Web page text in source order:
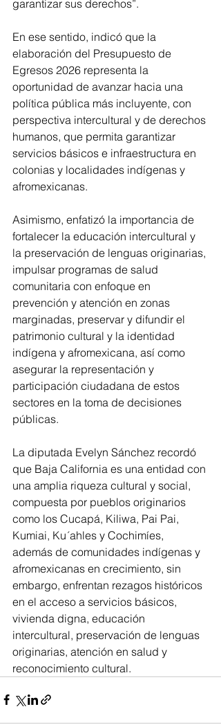
garantizar sus derechos”.
En ese sentido, indicó que la
elaboración del Presupuesto de
Egresos 2026 representa la
oportunidad de avanzar hacia una
política pública más incluyente, con
perspectiva intercultural y de derechos
humanos, que permita garantizar
servicios básicos e infraestructura en
colonias y localidades indígenas y
afromexicanas.
Asimismo, enfatizó la importancia de
fortalecer la educación intercultural y
la preservación de lenguas originarias,
impulsar programas de salud
comunitaria con enfoque en
prevención y atención en zonas
marginadas, preservar y difundir el
patrimonio cultural y la identidad
indígena y afromexicana, así como
asegurar la representación y
participación ciudadana de estos
sectores en la toma de decisiones
públicas.
La diputada Evelyn Sánchez recordó
que Baja California es una entidad con
una amplia riqueza cultural y social,
compuesta por pueblos originarios
como los Cucapá, Kiliwa, Pai Pai,
Kumiai, Ku´ahles y Cochimíes,
además de comunidades indígenas y
afromexicanas en crecimiento, sin
embargo, enfrentan rezagos históricos
en el acceso a servicios básicos,
vivienda digna, educación
intercultural, preservación de lenguas
originarias, atención en salud y
reconocimiento cultural.